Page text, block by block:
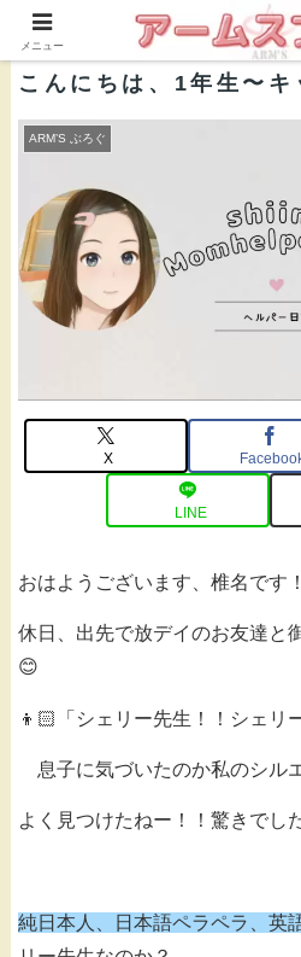
株式会社ＡＲＭ’
こんにちは、1年生〜キ
ARM’S ぶろぐ
X
LINE
おはようございます、椎名です！
休日、出先で放デイのお友達と
😊
👦🏻「シェリー先生！！シェリ
息子に気づいたのか私のシル
よく見つけたねー！！驚きでし
純日本人、日本語ペラペラ、英
メニュー